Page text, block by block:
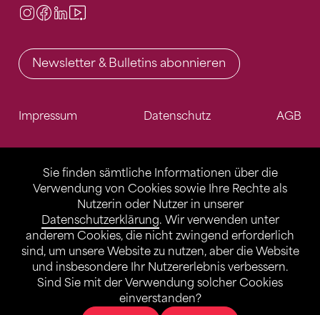
Sie finden sämtliche Informationen über die
Verwendung von Cookies sowie Ihre Rechte als
Nutzerin oder Nutzer in unserer
Datenschutzerklärung. Wir verwenden unter
anderem Cookies, die nicht zwingend erforderlich
sind, um unsere Website zu nutzen, aber die Website
und insbesondere Ihr Nutzererlebnis verbessern.
Sind Sie mit der Verwendung solcher Cookies
einverstanden?
Instagram
Facebook
LinkedIn
Newsletter & Bulletins abonnieren
Impressum Datenschutz AGB